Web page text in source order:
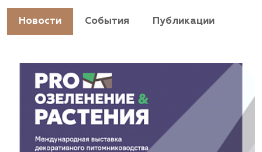
Новости События Публикации